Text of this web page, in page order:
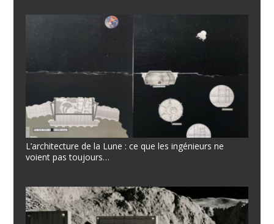
L’architecture de la Lune : ce que les ingénieurs ne
voient pas toujours…